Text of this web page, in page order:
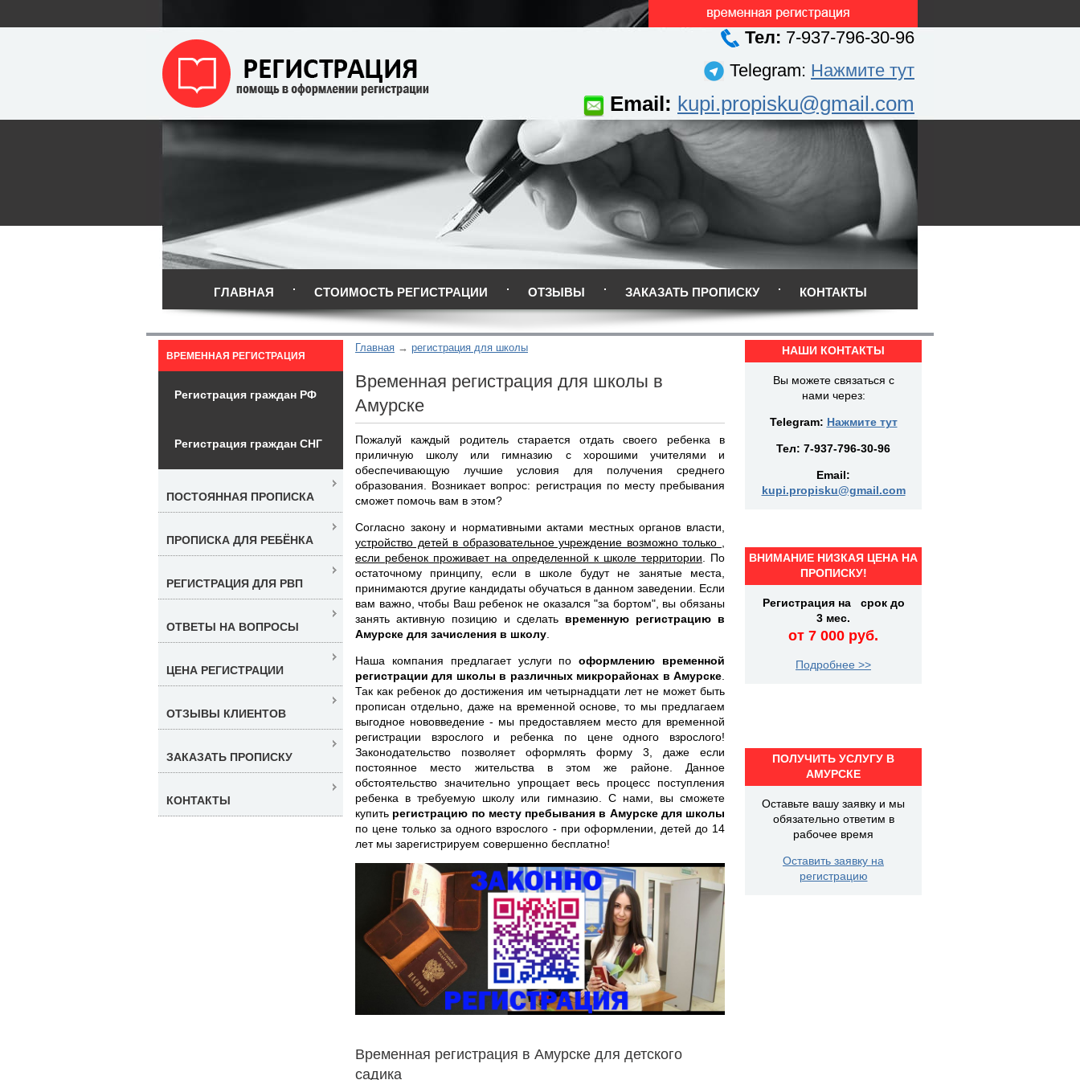
Тел: 7-937-796-30-96
Telegram: Нажмите тут
Email: kupi.propisku@gmail.com
ГЛАВНАЯ СТОИМОСТЬ РЕГИСТРАЦИИ ОТЗЫВЫ ЗАКАЗАТЬ ПРОПИСКУ КОНТАКТЫ
Главная регистрация для школы
Временная регистрация для школы в
Амурске
Пожалуй каждый родитель старается отдать своего ребенка в
приличную школу или гимназию с хорошими учителями и
обеспечивающую лучшие условия для получения среднего
образования. Возникает вопрос: регистрация по месту пребывания
сможет помочь вам в этом?
Согласно закону и нормативными актами местных органов власти,
устройство детей в образовательное учреждение возможно только ,
если ребенок проживает на определенной к школе территории . По
остаточному принципу, если в школе будут не занятые места,
принимаются другие кандидаты обучаться в данном заведении. Если
вам важно, чтобы Ваш ребенок не оказался "за бортом", вы обязаны
занять активную позицию и сделать временную регистрацию в
Амурске для зачисления в школу
Наша компания предлагает услуги пооформлению временной
регистрации для школы в различных микрорайонах в Амурске
Так как ребенок до достижения им четырнадцати лет не может быть
прописан отдельно, даже на временной основе, то мы предлагаем
выгодное нововведение - мы предоставляем место для временной
регистрации взрослого и ребенка по цене одного взрослого!
Законодательство позволяет оформлять форму 3, даже если
постоянное место жительства в этом же районе. Данное
обстоятельство значительно упрощает весь процесс поступления
ребенка в требуемую школу или гимназию. С нами, вы сможете
купить регистрацию по месту пребывания в Амурске для школы
по цене только за одного взрослого - при оформлении, детей до 14
лет мы зарегистрируем совершенно бесплатно!
Временная регистрация в Амурске для детского
садика
ВРЕМЕННАЯ РЕГИСТРАЦИЯ
Регистрация граждан РФ
Регистрация граждан СНГ
ПОСТОЯННАЯ ПРОПИСКА
ПРОПИСКА ДЛЯ РЕБЁНКА
РЕГИСТРАЦИЯ ДЛЯ РВП
ОТВЕТЫ НА ВОПРОСЫ
ЦЕНА РЕГИСТРАЦИИ
ОТЗЫВЫ КЛИЕНТОВ
ЗАКАЗАТЬ ПРОПИСКУ
КОНТАКТЫ
НАШИ КОНТАКТЫ
Вы можете связаться с
нами через:
Telegram: Нажмите тут
Тел: 7-937-796-30-96
Email:
kupi.propisku@gmail.com
ВНИМАНИЕ НИЗКАЯ ЦЕНА НА
ПРОПИСКУ!
Регистрация на срок до
3 мес.
от 7 000 руб.
Подробнее >>
ПОЛУЧИТЬ УСЛУГУ В
АМУРСКЕ
Оставьте вашу заявку и мы
обязательно ответим в
рабочее время
Оставить заявку на
регистрацию